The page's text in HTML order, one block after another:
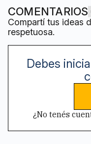
COMENTARIOS
Compartí tus ideas
respetuosa.
Debes
¿No tenés